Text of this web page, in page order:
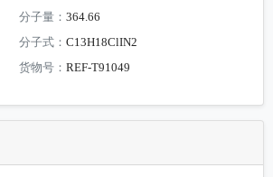
分子量：364.66
分子式：C13H18ClIN2
货物号：REF-T91049